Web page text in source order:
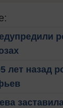
лет назад